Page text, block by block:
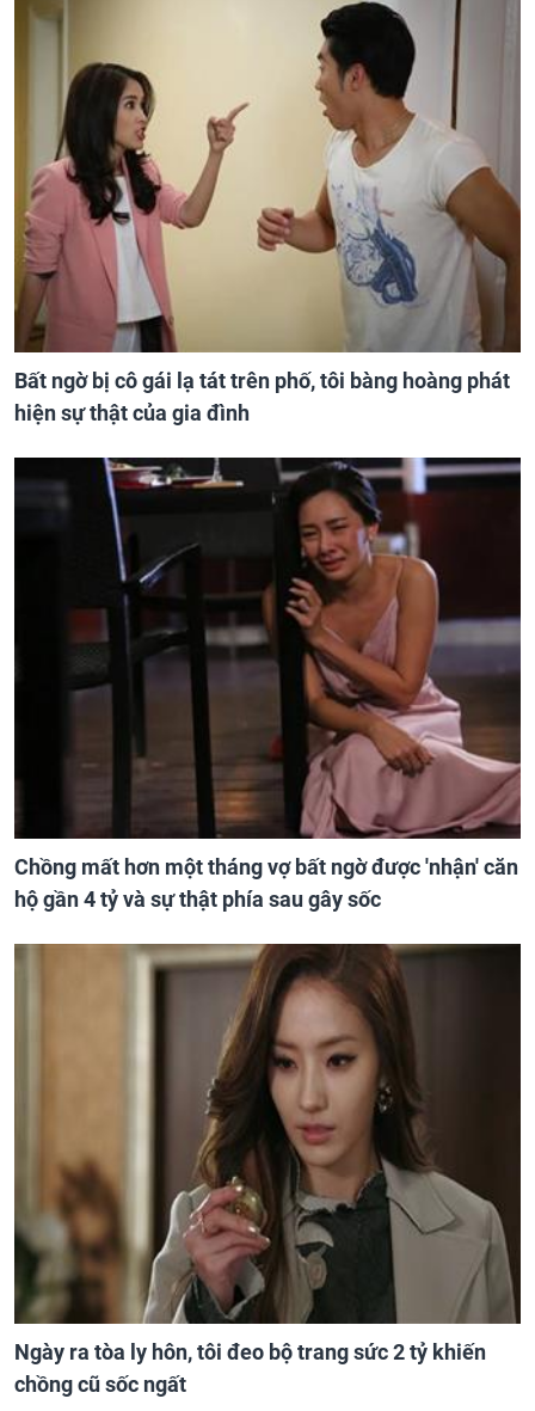
Bất ngờ bị cô gái lạ tát trên phố, tôi bàng hoàng phát
hiện sự thật của gia đình
Chồng mất hơn một tháng vợ bất ngờ được 'nhận' căn
hộ gần 4 tỷ và sự thật phía sau gây sốc
Ngày ra tòa ly hôn, tôi đeo bộ trang sức 2 tỷ khiến
chồng cũ sốc ngất